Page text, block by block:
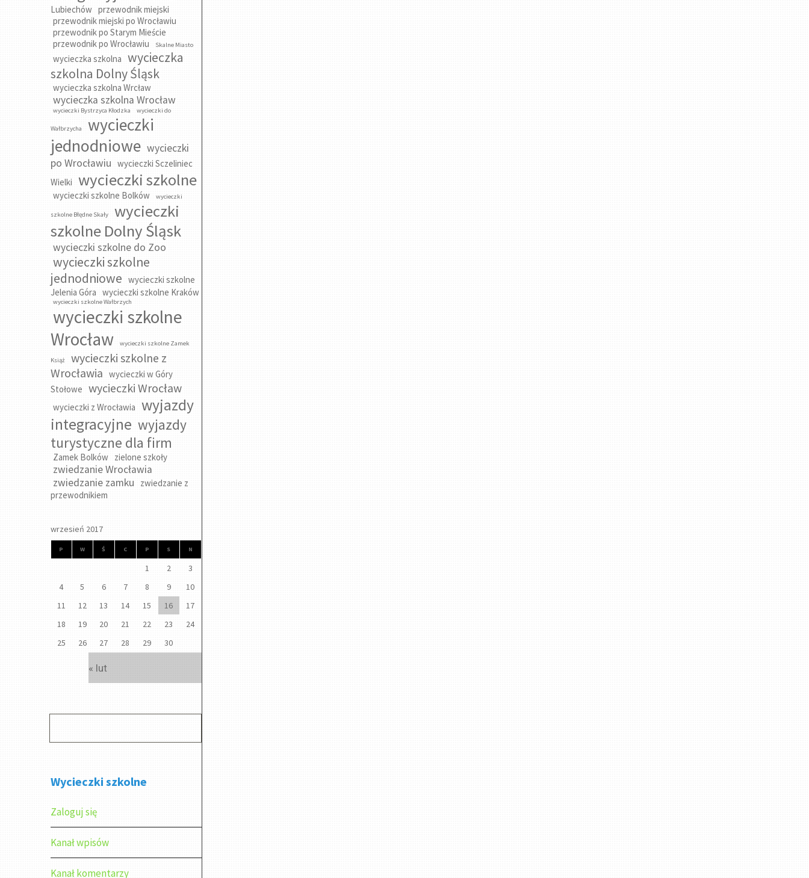
Lubiechów przewodnik miejski
przewodnik miejski po Wrocławiu
przewodnik po Starym Mieście
przewodnik po Wrocławiu
Skalne Miasto
wycieczka szkolna wycieczka
szkolna Dolny Śląsk
wycieczka szkolna Wrcław
wycieczka szkolna Wrocław
wycieczki Bystrzyca Kłodzka wycieczki do
Wałbrzycha
wycieczki
jednodniowe wycieczki
po Wrocławiu wycieczki Sczeliniec
Wielki wycieczki szkolne
wycieczki szkolne Bolków wycieczki
szkolne Błędne Skały
wycieczki
szkolne Dolny Śląsk
wycieczki szkolne do Zoo
wycieczki szkolne
jednodniowe wycieczki szkolne
Jelenia Góra wycieczki szkolne Kraków
wycieczki szkolne Wałbrzych
wycieczki szkolne
Wrocław
wycieczki szkolne Zamek
Książ
wycieczki szkolne z
Wrocławia wycieczki w Góry
Stołowe wycieczki Wrocław
wycieczki z Wrocławia wyjazdy
integracyjne wyjazdy
turystyczne dla firm
Zamek Bolków zielone szkoły
zwiedzanie Wrocławia
zwiedzanie zamku
zwiedzanie z
przewodnikiem
wrzesień 2017
P W Ś C P S N
1 2
3
4
5 6 7 8 9
10
11
12 13 14 15 16
17
18
19 20 21 22 23
24
25
26 27 28 29 30
« lut
Wycieczki szkolne
Zaloguj się
Kanał wpisów
Kanał komentarzy